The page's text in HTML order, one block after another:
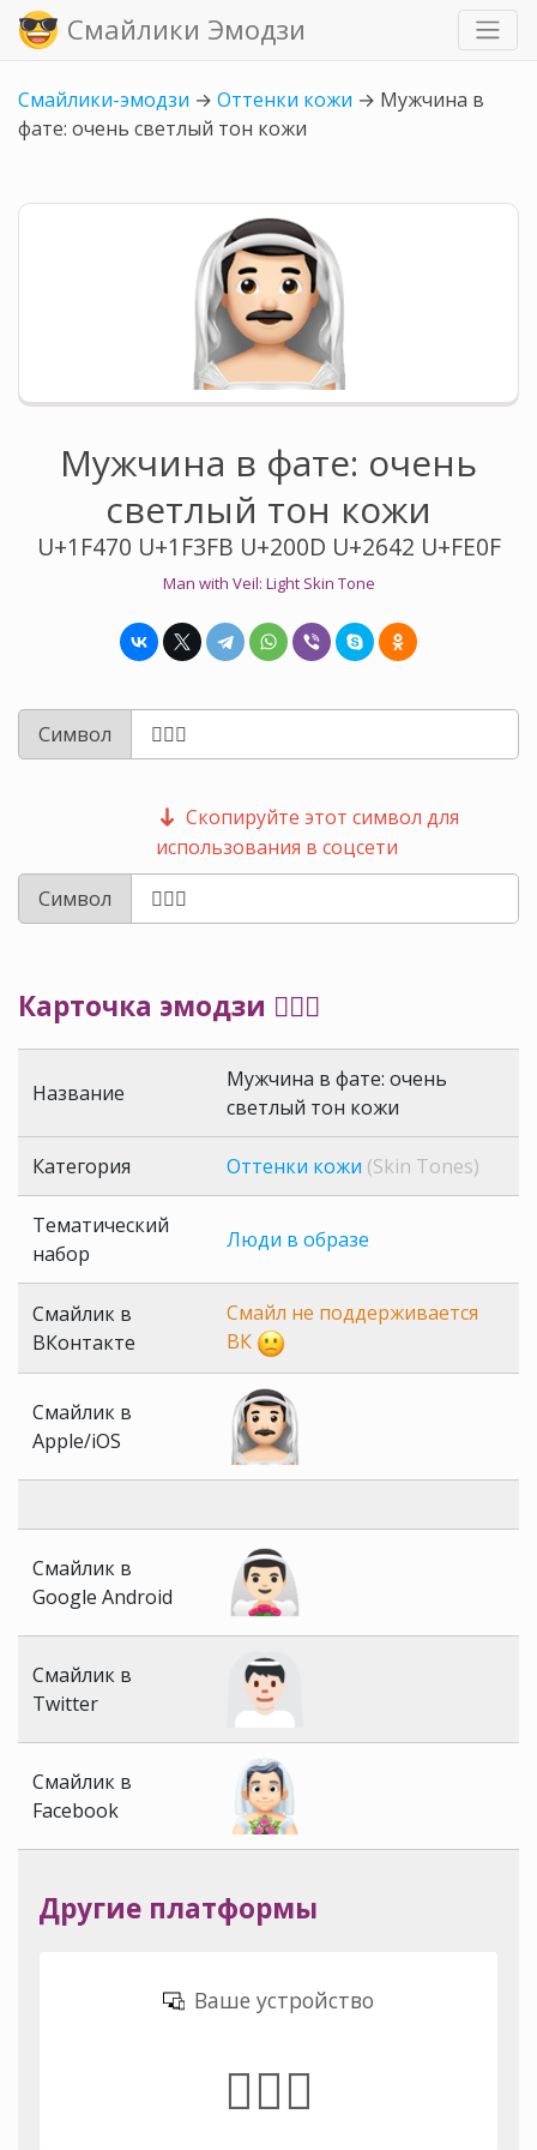
Смайлики Эмодзи
Смайлики-эмодзи → Оттенки кожи → Мужчина в
фате: очень светлый тон кожи
Мужчина в фате: очень
светлый тон кожи
U+1F470 U+1F3FB U+200D U+2642 U+FE0F
Man with Veil: Light Skin Tone
Символ
Скопируйте этот символ для
использования в соцсети
Символ
Карточка эмодзи 👰🏻‍♂️
Название
Мужчина в фате: очень
светлый тон кожи
Категория Оттенки кожи (Skin Tones)
Тематический
набор
Люди в образе
Смайлик в
ВКонтакте
Смайл не поддерживается
ВК
Смайлик в
Apple/iOS
Смайлик в
Google Android
Смайлик в
Twitter
Смайлик в
Facebook
Другие платформы
Ваше устройство
👰🏻‍♂️